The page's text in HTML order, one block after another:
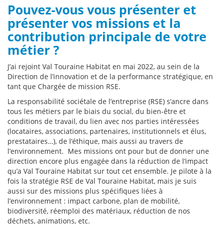
Pouvez-vous vous présenter et
présenter vos missions et la
contribution principale de votre
métier ?
J’ai rejoint Val Touraine Habitat en mai 2022, au sein de la
Direction de l’innovation et de la performance stratégique, en
tant que Chargée de mission RSE.
La responsabilité sociétale de l’entreprise (RSE) s’ancre dans
tous les métiers par le biais du social, du bien-être et
conditions de travail, du lien avec nos parties intéressées
(locataires, associations, partenaires, institutionnels et élus,
prestataires…), de l’éthique, mais aussi au travers de
l’environnement. Mes missions ont pour but de donner une
direction encore plus engagée dans la réduction de l’impact
qu’a Val Touraine Habitat sur tout cet ensemble. Je pilote à la
fois la stratégie RSE de Val Touraine Habitat, mais je suis
aussi sur des missions plus spécifiques liées à
l’environnement : impact carbone, plan de mobilité,
biodiversité, réemploi des matériaux, réduction de nos
déchets, animations, etc.